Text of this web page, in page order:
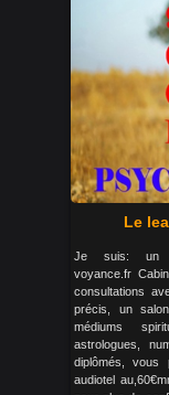
Le
Je suis: un
voyance.fr
consultations
précis, un
médiums
astrologues,
diplômés, vous
audiotel